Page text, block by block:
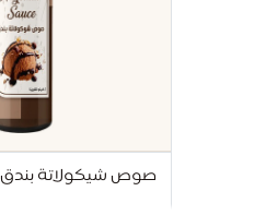
صوص شيكولاتة بندق